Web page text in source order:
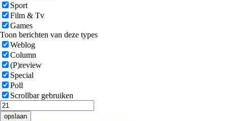
Sport
Film & Tv
Games
Toon berichten van deze types
Weblog
Column
(P)review
Special
Poll
Scrollbar gebruiken
opslaan